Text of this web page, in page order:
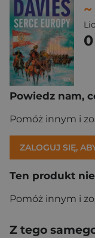
~
0
Powiedz nam,
Pomóż innym i
ZALOGUJ SIĘ,
Ten produkt
Pomóż innym i
Z tego